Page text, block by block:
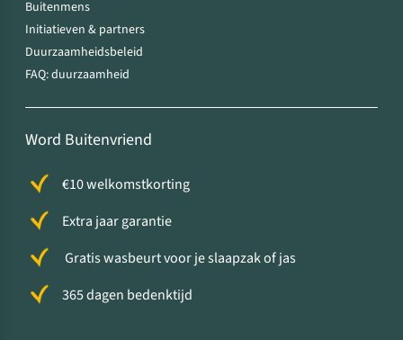
Buitenmens
Initiatieven & partners
Duurzaamheidsbeleid
FAQ: duurzaamheid
Word Buitenvriend
€10 welkomstkorting
Extra jaar garantie
Gratis wasbeurt voor je slaapzak of jas
365 dagen bedenktijd